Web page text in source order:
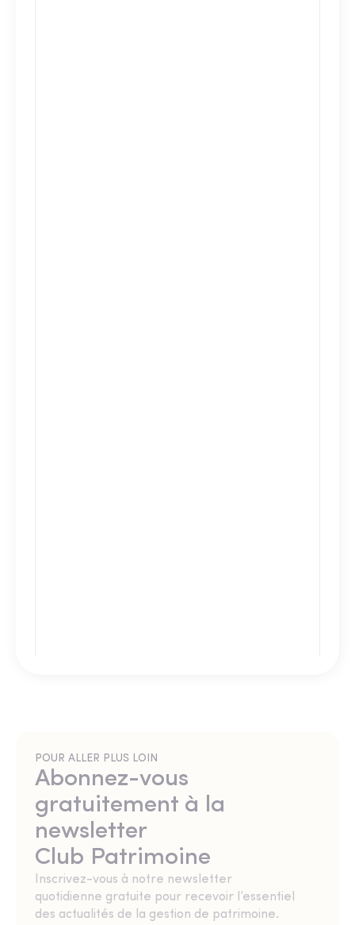
POUR ALLER PLUS LOIN
Abonnez-vous
gratuitement à la
newsletter
Club Patrimoine
Inscrivez-vous à notre newsletter
quotidienne gratuite pour recevoir l’essentiel
des actualités de la gestion de patrimoine.